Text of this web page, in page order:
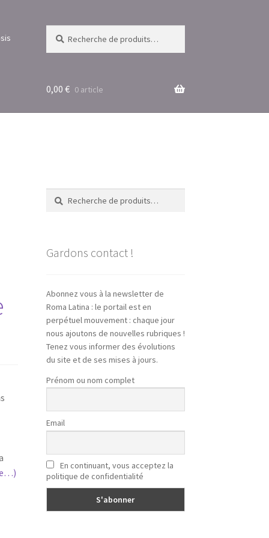
pour :
0,00 € 0 article
Recherche
pour :
Recherche
Gardons contact !
Abonnez vous à la newsletter de
Roma Latina : le portail est en
perpétuel mouvement : chaque jour
nous ajoutons de nouvelles rubriques !
Tenez vous informer des évolutions
du site et de ses mises à jours.
Prénom ou nom complet
Email
En continuant, vous acceptez la
politique de confidentialité